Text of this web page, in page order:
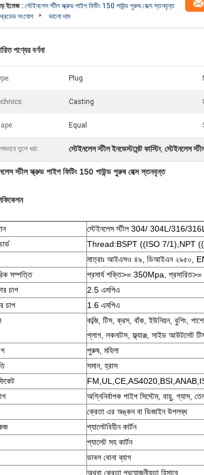
ইমেজ : স্টেইনলেস স্টীল স্ক্রুড পাইপ ফিটিং 150 পাউন্ড পুরুষ হেক্স স্তনবৃন্ত
সংযোগ
ভালো দাম
পণ্যের বর্ণনা
Plug
Casting
Equal
তুলে ধরা: স্টেইনলেস স্টীল ইনভেস্টমেন্ট কাস্টিং, স্টেইনলেস
স্টীল স্ক্রুড পাইপ ফিটিং 150 পাউন্ড পুরুষ হেক্স স্তনবৃন্ত
স্টেইনলেস স্টীল 304/ 304L/316/
Thread:BSPT ((ISO 7/1),NPT
মাত্রাঃ আইএসও ৪৯, ডিআইএন ২৯৫০,
সম্পত্তি
প্রসার্য শক্তি>= 350Mpa,
চাপ
2.5 এমপিএ
চাপ
1.6 এমপিএ
কব্জি, টিস, ক্রস, বাঁক, ইউনিয়ন, বুশিং,
প্লাগ, লকনাটস, ফ্ল্যাঞ্জ, সাইড আউটলেট
পুরুষ, মহিলা
সমান, হ্রাস
অগ্নিনির্বাপক পাইপ সিস্টেম, বায়ু, গ্যাস,
ক্রেতা এর অঙ্কন বা ডিজাইন উপলব্ধ
প্যালেটবিহীন কার্টন
প্যালেট সহ কার্টন
ডাবল বোনা ব্যাগ
অথবা ক্রেতা প্রয়োজনীয়তা হিসাবে